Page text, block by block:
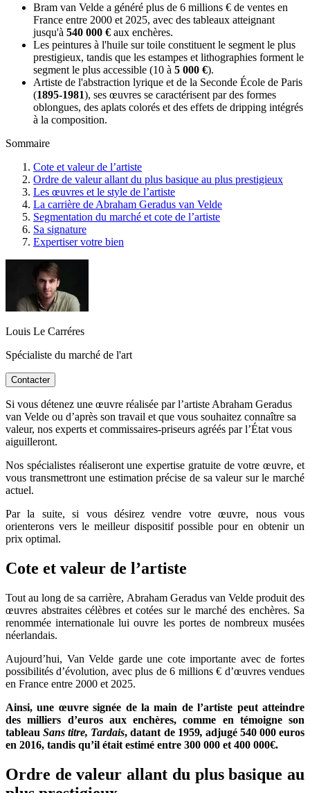
Bram van Velde a généré plus de 6 millions € de ventes en
France entre 2000 et 2025, avec des tableaux atteignant
jusqu'à 540 000 € aux enchères.
Les peintures à l'huile sur toile constituent le segment le plus
prestigieux, tandis que les estampes et lithographies forment le
segment le plus accessible (10 à 5 000 €).
Artiste de l'abstraction lyrique et de la Seconde École de Paris
(1895-1981), ses œuvres se caractérisent par des formes
oblongues, des aplats colorés et des effets de dripping intégrés
à la composition.
Sommaire
Cote et valeur de l’artiste
Ordre de valeur allant du plus basique au plus prestigieux
Les œuvres et le style de l’artiste
La carrière de Abraham Geradus van Velde
Segmentation du marché et cote de l’artiste
Sa signature
Expertiser votre bien
Louis Le Carréres
Spécialiste du marché de l'art
Contacter
Si vous détenez une œuvre réalisée par l’artiste Abraham Geradus
van Velde ou d’après son travail et que vous souhaitez connaître sa
valeur, nos experts et commissaires-priseurs agréés par l’État vous
aiguilleront.
Nos spécialistes réaliseront une expertise gratuite de votre œuvre, et
vous transmettront une estimation précise de sa valeur sur le marché
actuel.
Par la suite, si vous désirez vendre votre œuvre, nous vous
orienterons vers le meilleur dispositif possible pour en obtenir un
prix optimal.
Cote et valeur de l’artiste
Tout au long de sa carrière, Abraham Geradus van Velde produit des
œuvres abstraites célèbres et cotées sur le marché des enchères. Sa
renommée internationale lui ouvre les portes de nombreux musées
néerlandais.
Aujourd’hui, Van Velde garde une cote importante avec de fortes
possibilités d’évolution, avec plus de 6 millions € d’œuvres vendues
en France entre 2000 et 2025.
Ainsi, une œuvre signée de la main de l’artiste peut atteindre
des milliers d’euros aux enchères, comme en témoigne son
tableauSans titre, Tardais, datant de 1959, adjugé 540 000 euros
en 2016, tandis qu’il était estimé entre 300 000 et 400 000€.
Ordre de valeur allant du plus basique au